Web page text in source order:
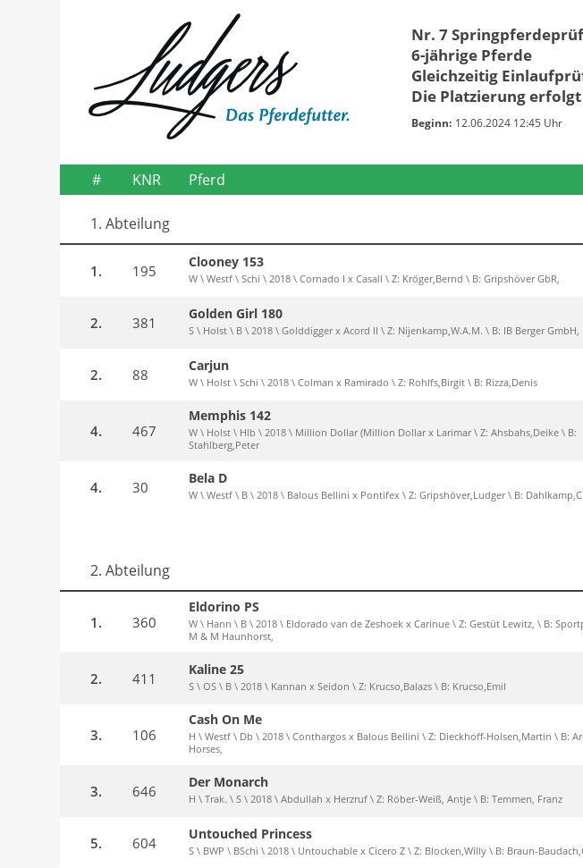
Nr. 7
6-jährige Pferde
Gleichzeitig
Die Platzierung
Beginn: 12.06.2024 12:45 Uhr
# KNR Pferd
1. Abteilung
1. 195
Clooney 153
W \ Westf \ Schi \ 2018 \ Cornado I x Casall \ Z: Kröger,Bernd \ B: Gripshöver GbR,
2. 381
Golden Girl 180
S \ Holst \ B \ 2018 \ Golddigger x Acord II \ Z: Nijenkamp,W.A.M. \ B: IB Berger GmbH,
2. 88
Carjun
W \ Holst \ Schi \ 2018 \ Colman x Ramirado \ Z: Rohlfs,Birgit \ B: Rizza,Denis
4. 467
Memphis 142
W \ Holst \ Hlb \ 2018 \ Million Dollar (Million Dollar x Larimar \ Z: Ahsbahs,Deike \ B:
Stahlberg,Peter
4. 30
Bela D
W \ Westf \ B \ 2018 \ Balous Bellini x Pontifex \ Z: Gripshöver,Ludger \ B:
2. Abteilung
1. 360
Eldorino PS
W \ Hann \ B \ 2018 \ Eldorado van de Zeshoek x Carinue \ Z: Gestüt Lewitz, \ B:
M & M Haunhorst,
2. 411
Kaline 25
S \ OS \ B \ 2018 \ Kannan x Seidon \ Z: Krucso,Balazs \ B: Krucso,Emil
3. 106
Cash On Me
H \ Westf \ Db \ 2018 \ Conthargos x Balous Bellini \ Z: Dieckhoff-Holsen,Martin \ B:
Horses,
3. 646
Der Monarch
H \ Trak. \ S \ 2018 \ Abdullah x Herzruf \ Z: Röber-Weiß, Antje \ B: Temmen, Franz
5. 604
Untouched Princess
S \ BWP \ BSchi \ 2018 \ Untouchable x Cicero Z \ Z: Blocken,Willy \ B: Braun-